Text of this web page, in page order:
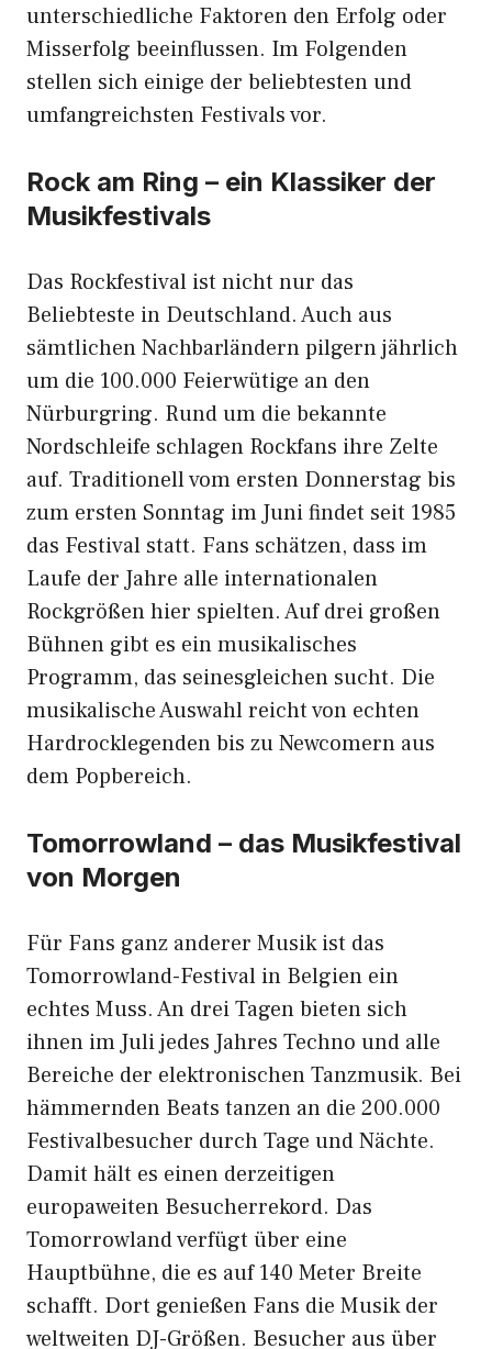
unterschiedliche Faktoren den Erfolg oder
Misserfolg beeinflussen. Im Folgenden
stellen sich einige der beliebtesten und
umfangreichsten Festivals vor.
Rock am Ring – ein Klassiker der
Musikfestivals
Das Rockfestival ist nicht nur das
Beliebteste in Deutschland. Auch aus
sämtlichen Nachbarländern pilgern jährlich
um die 100.000 Feierwütige an den
Nürburgring. Rund um die bekannte
Nordschleife schlagen Rockfans ihre Zelte
auf. Traditionell vom ersten Donnerstag bis
zum ersten Sonntag im Juni findet seit 1985
das Festival statt. Fans schätzen, dass im
Laufe der Jahre alle internationalen
Rockgrößen hier spielten. Auf drei großen
Bühnen gibt es ein musikalisches
Programm, das seinesgleichen sucht. Die
musikalische Auswahl reicht von echten
Hardrocklegenden bis zu Newcomern aus
dem Popbereich.
Tomorrowland – das Musikfestival
von Morgen
Für Fans ganz anderer Musik ist das
Tomorrowland-Festival in Belgien ein
echtes Muss. An drei Tagen bieten sich
ihnen im Juli jedes Jahres Techno und alle
Bereiche der elektronischen Tanzmusik. Bei
hämmernden Beats tanzen an die 200.000
Festivalbesucher durch Tage und Nächte.
Damit hält es einen derzeitigen
europaweiten Besucherrekord. Das
Tomorrowland verfügt über eine
Hauptbühne, die es auf 140 Meter Breite
schafft. Dort genießen Fans die Musik der
weltweiten DJ-Größen. Besucher aus über